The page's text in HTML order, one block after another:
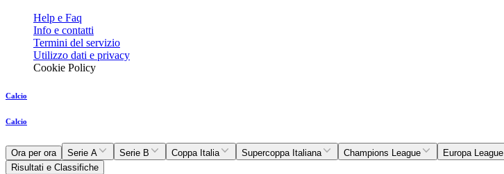
Help e Faq
Info e contatti
Termini del servizio
Utilizzo dati e privacy
Cookie Policy
Calcio
Calcio
Ora per ora Serie A Serie B Coppa Italia Supercoppa Italiana Champions League Europa League
Risultati e Classifiche